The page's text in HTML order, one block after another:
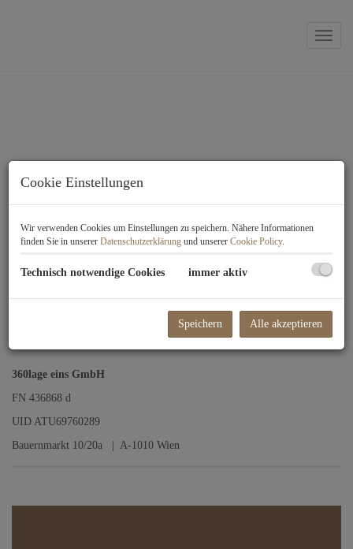
360lage eins GmbH
FN 436868 d
UID ATU69760289
Bauernmarkt 10/20a | A-1010 Wien
Cookie Einstellungen
Wir verwenden Cookies um Einstellungen zu speichern. Nähere Informationen
finden Sie in unserer Datenschutzerklärung und unserer Cookie Policy.
Technisch notwendige Cookies immer aktiv
Speichern Alle akzeptieren